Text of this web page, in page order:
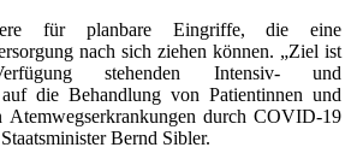
für planbare Eingriffe, die eine
nach sich ziehen können. „Ziel ist
stehenden Intensiv- und
auf die Behandlung von Patientinnen und
Atemwegserkrankungen durch COVID-19
Bernd Sibler.